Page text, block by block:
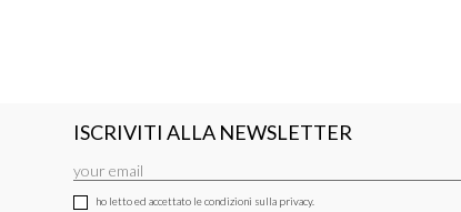
ISCRIVITI ALLA NEWSLETTER
ho letto ed accettato le condizioni sulla privacy.